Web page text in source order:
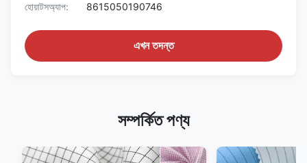
হোয়াটসঅ্যাপ:
8615050190746
এখন তদন্ত
সম্পর্কিত পণ্য